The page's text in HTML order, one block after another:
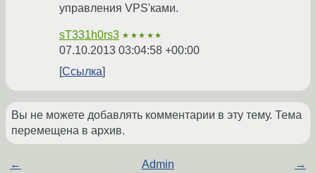
управления VPS'ками.
sT331h0rs3 ★★★★★
07.10.2013 03:04:58 +00:00
Ссылка
Вы не можете добавлять комментарии в эту тему. Тема
перемещена в архив.
← Admin →